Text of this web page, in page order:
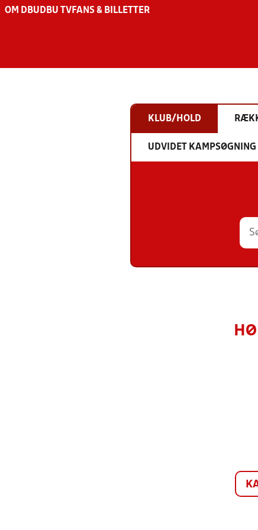
OM DBU DBU TV FANS & BILLETTER
KLUB/HOLD
UDVIDET KAMPSØGNING